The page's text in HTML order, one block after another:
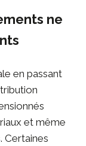
ne
en passant
et même
Certaines